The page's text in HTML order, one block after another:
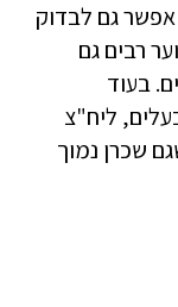
אפשר גם לבדוק
רבים גם
בעוד
ליח"צ
שכרן נמוך